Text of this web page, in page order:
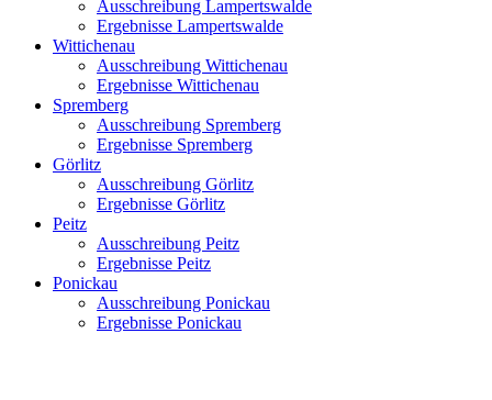
Ausschreibung Lampertswalde
Ergebnisse Lampertswalde
Wittichenau
Ausschreibung Wittichenau
Ergebnisse Wittichenau
Spremberg
Ausschreibung Spremberg
Ergebnisse Spremberg
Görlitz
Ausschreibung Görlitz
Ergebnisse Görlitz
Peitz
Ausschreibung Peitz
Ergebnisse Peitz
Ponickau
Ausschreibung Ponickau
Ergebnisse Ponickau